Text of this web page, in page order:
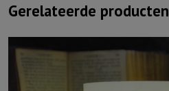
Gerelateerde producten